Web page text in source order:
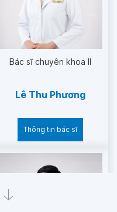
Bác sĩ chuyên khoa II
Lê Thu Phương
Thông tin bác sĩ